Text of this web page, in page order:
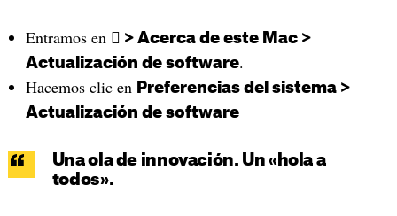
Entramos en  > Acerca de este Mac >
Actualización de software.
Hacemos clic en Preferencias del sistema >
Actualización de software
Una ola de innovación. Un «hola a
todos».